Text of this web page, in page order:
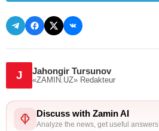
J Jahongir Tursunov
«ZAMIN.UZ» Redakteur
Discuss with Zamin AI
Analyze the news, get useful answers